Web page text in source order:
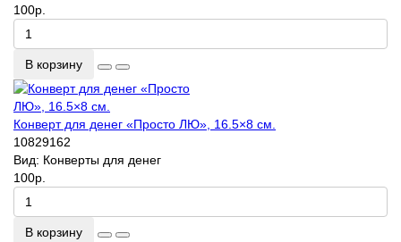
100р.
В корзину
Конверт для денег «Просто ЛЮ», 16.5×8 см.
10829162
Вид: Конверты для денег
100р.
В корзину